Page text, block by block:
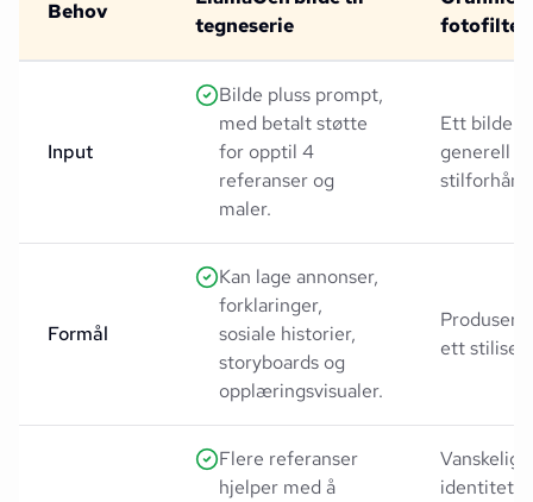
Behov
tegneserie
fotofilter
Input
Bilde pluss prompt,
med betalt støtte
for opptil 4
referanser og
maler.
Ett bilde
generell
Formål
Kan lage annonser,
forklaringer,
sosiale historier,
storyboards og
opplæringsvisualer.
ett
Flere referanser
hjelper med å
Vanskelig
identitet